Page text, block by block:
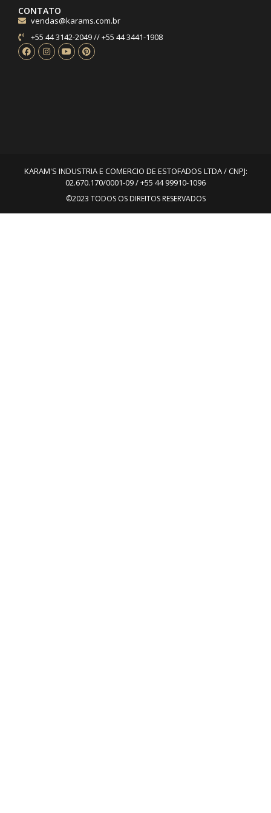
CONTATO
vendas@karams.com.br
+55 44 3142-2049 // +55 44 3441-1908
©2023 TODOS OS DIREITOS RESERVADOS
KARAM'S INDUSTRIA E COMERCIO DE ESTOFADOS LTDA / CNPJ:
02.670.170/0001-09 / +55 44 99910-1096